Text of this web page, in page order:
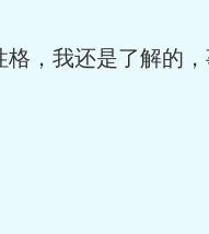
我还是了解的，